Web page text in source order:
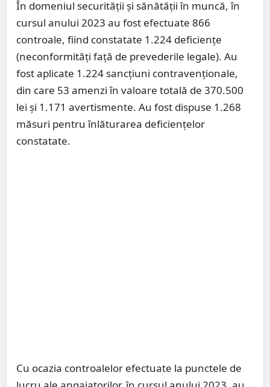
În domeniul securității și sănătății în muncă, în
cursul anului 2023 au fost efectuate 866
controale, fiind constatate 1.224 deficiențe
(neconformități față de prevederile legale). Au
fost aplicate 1.224 sancțiuni contravenționale,
din care 53 amenzi în valoare totală de 370.500
lei și 1.171 avertismente. Au fost dispuse 1.268
măsuri pentru înlăturarea deficiențelor
constatate.
Cu ocazia controalelor efectuate la punctele de